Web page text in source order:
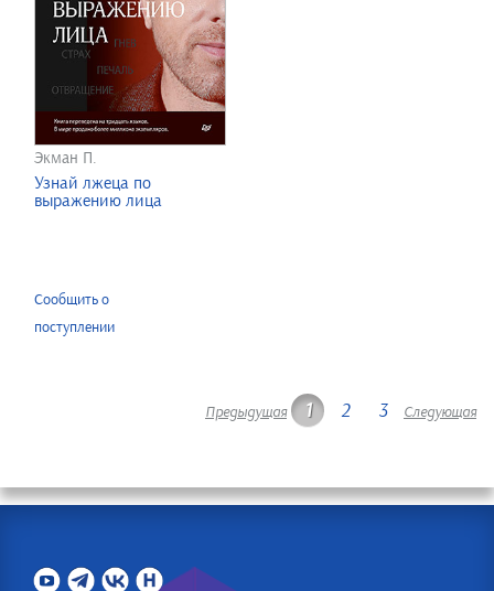
Экман П.
Узнай лжеца по
выражению лица
Сообщить о
поступлении
Предыдущая 1 2 3 Следующая